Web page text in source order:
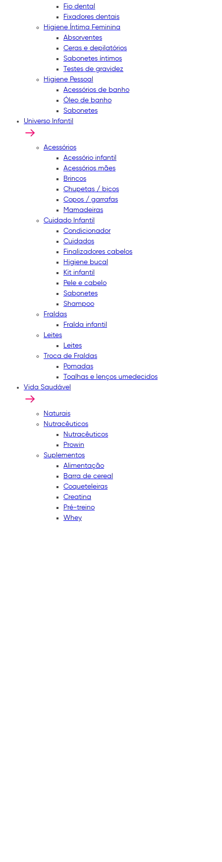
Fio dental
Fixadores dentais
Higiene Íntima Feminina
Absorventes
Ceras e depilatórios
Sabonetes íntimos
Testes de gravidez
Higiene Pessoal
Acessórios de banho
Óleo de banho
Sabonetes
Universo Infantil
Acessórios
Acessório infantil
Acessórios mães
Brincos
Chupetas / bicos
Copos / garrafas
Mamadeiras
Cuidado Infantil
Condicionador
Cuidados
Finalizadores cabelos
Higiene bucal
Kit infantil
Pele e cabelo
Sabonetes
Shampoo
Fraldas
Fralda infantil
Leites
Leites
Troca de Fraldas
Pomadas
Toalhas e lenços umedecidos
Vida Saudável
Naturais
Nutracêuticos
Nutracêuticos
Prowin
Suplementos
Alimentação
Barra de cereal
Coqueteleiras
Creatina
Pré-treino
Whey